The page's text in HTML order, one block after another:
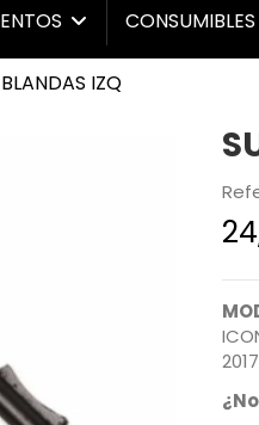
CONSUMIBLES
IZQ